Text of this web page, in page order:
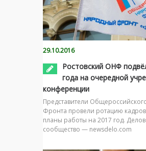
29.10.2016
Ростовский ОНФ
года на очередной
конференции
Представители
Фронта провели ротацию
планы работы на 2017 год.
сообщество — newsdelo.com